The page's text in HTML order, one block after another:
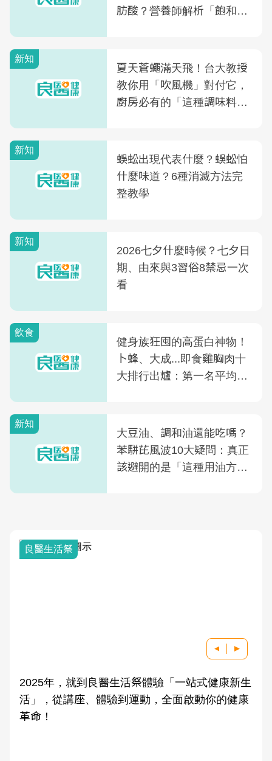
肪酸？營養師解析「飽和脂
新知
夏天蒼蠅滿天飛！台大教授
教你用「吹風機」對付它，
廚房必有的「這種調味料」
新知
蜈蚣出現代表什麼？蜈蚣怕
什麼味道？6種消滅方法完
整教學
新知
2026七夕什麼時候？七夕日
期、由來與3習俗8禁忌一次
看
飲食
健身族狂囤的高蛋白神物！
卜蜂、大成...即食雞胸肉十
大排行出爐：第一名平均一
新知
大豆油、調和油還能吃嗎？
苯駢芘風波10大疑問：真正
該避開的是「這種用油方
良醫生活祭
2025年，就到良醫生活祭體驗「一站式健康新生
活」，從講座、體驗到運動，全面啟動你的健康
革命！